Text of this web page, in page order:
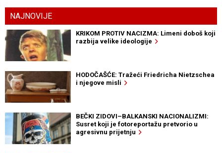
NAJNOVIJE
KRIKOM PROTIV NACIZMA: Limeni doboš koji
razbija velike ideologije
HODOČAŠĆE: Tražeći Friedricha Nietzschea
i njegove misli
BEČKI ZIDOVI–BALKANSKI NACIONALIZMI:
Susret koji je fotoreportažu pretvorio u
agresivnu prijetnju